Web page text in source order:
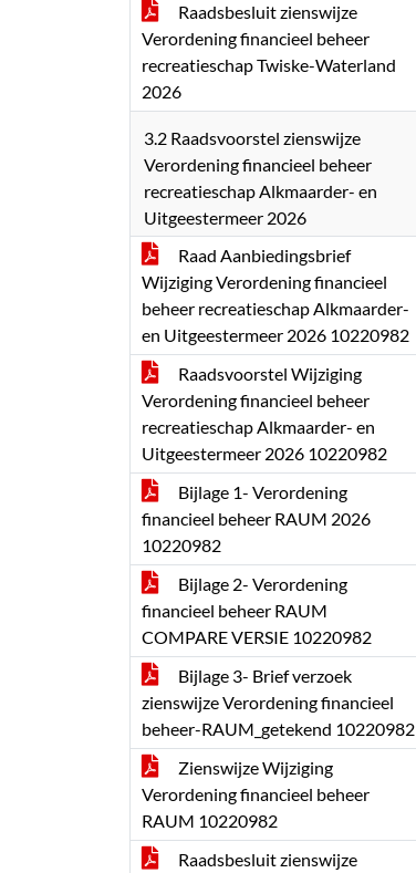
Raadsbesluit zienswijze
Verordening financieel beheer
recreatieschap Twiske-Waterland
2026
3.2 Raadsvoorstel zienswijze
Verordening financieel beheer
recreatieschap Alkmaarder- en
Uitgeestermeer 2026
Raad Aanbiedingsbrief
Wijziging Verordening financieel
beheer recreatieschap Alkmaarder-
en Uitgeestermeer 2026 10220982
Raadsvoorstel Wijziging
Verordening financieel beheer
recreatieschap Alkmaarder- en
Uitgeestermeer 2026 10220982
Bijlage 1- Verordening
financieel beheer RAUM 2026
10220982
Bijlage 2- Verordening
financieel beheer RAUM
COMPARE VERSIE 10220982
Bijlage 3- Brief verzoek
zienswijze Verordening financieel
beheer-RAUM_getekend 10220982
Zienswijze Wijziging
Verordening financieel beheer
RAUM 10220982
Raadsbesluit zienswijze